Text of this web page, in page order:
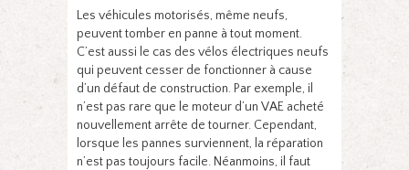
Les véhicules motorisés, même neufs,
peuvent tomber en panne à tout moment.
C’est aussi le cas des vélos électriques neufs
qui peuvent cesser de fonctionner à cause
d’un défaut de construction. Par exemple, il
n’est pas rare que le moteur d’un VAE acheté
nouvellement arrête de tourner. Cependant,
lorsque les pannes surviennent, la réparation
n’est pas toujours facile. Néanmoins, il faut